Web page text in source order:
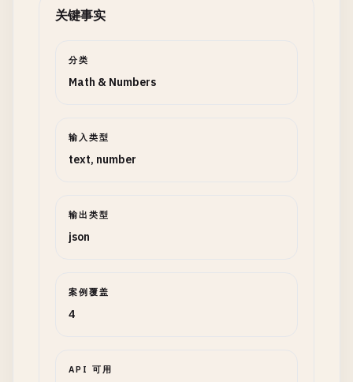
关键事实
分类
Math & Numbers
输入类型
text, number
输出类型
json
案例覆盖
4
API 可用